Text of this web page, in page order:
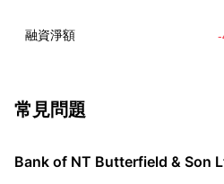
融資淨額
常見問題
Bank of NT Butterfield & Son